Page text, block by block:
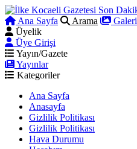
Ana Sayfa Arama Galeri
Üyelik
Üye Girişi
Yayın/Gazete
Yayınlar
Kategoriler
Ana Sayfa
Anasayfa
Gizlilik Politikası
Gizlilik Politikası
Hava Durumu